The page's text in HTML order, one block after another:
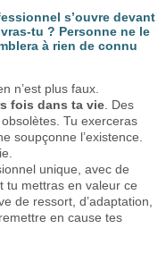
s’ouvre devant
tu ? Personne ne le
à rien de connu
n’est plus faux.
fois dans ta vie . Des
Tu exerceras
soupçonne l’existence.
unique, avec de
tu mettras en valeur ce
de ressort, d’adaptation,
en cause tes